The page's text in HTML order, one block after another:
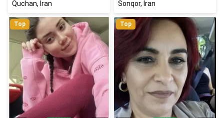
Quchan, Iran
Sonqor, Iran
Top Top